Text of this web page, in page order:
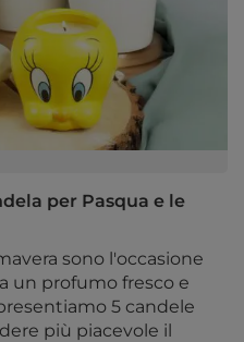
per Pasqua e le
sono l'occasione
un profumo fresco e
5 candele
più piacevole il